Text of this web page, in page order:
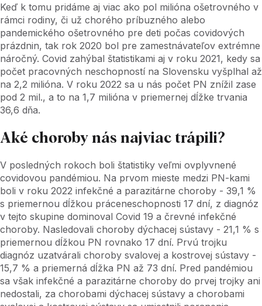
Keď k tomu pridáme aj viac ako pol milióna ošetrovného v
rámci rodiny, či už chorého príbuzného alebo
pandemického ošetrovného pre deti počas covidových
prázdnin, tak rok 2020 bol pre zamestnávateľov extrémne
náročný. Covid zahýbal štatistikami aj v roku 2021, kedy sa
počet pracovných neschopností na Slovensku vyšplhal až
na 2,2 milióna. V roku 2022 sa u nás počet PN znížil zase
pod 2 mil., a to na 1,7 milióna v priemernej dĺžke trvania
36,6 dňa.
Aké choroby nás najviac trápili?
V posledných rokoch boli štatistiky veľmi ovplyvnené
covidovou pandémiou. Na prvom mieste medzi PN-kami
boli v roku 2022 infekčné a parazitárne choroby - 39,1 %
s priemernou dĺžkou práceneschopnosti 17 dní, z diagnóz
v tejto skupine dominoval Covid 19 a črevné infekčné
choroby. Nasledovali choroby dýchacej sústavy - 21,1 % s
priemernou dĺžkou PN rovnako 17 dní. Prvú trojku
diagnóz uzatvárali choroby svalovej a kostrovej sústavy -
15,7 % a priemerná dĺžka PN až 73 dní. Pred pandémiou
sa však infekčné a parazitárne choroby do prvej trojky ani
nedostali, za chorobami dýchacej sústavy a chorobami